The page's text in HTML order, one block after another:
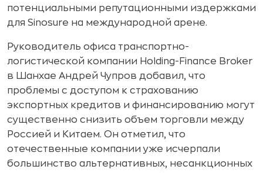
потенциальными репутационными издержками
для Sinosure на международной арене.
Руководитель офиса транспортно-
логистической компании Holding-Finance Broker
в Шанхае Андрей Чупров добавил, что
проблемы с доступом к страхованию
экспортных кредитов и финансированию могут
существенно снизить объем торговли между
Россией и Китаем. Он отметил, что
отечественные компании уже исчерпали
большинство альтернативных, несанкционных